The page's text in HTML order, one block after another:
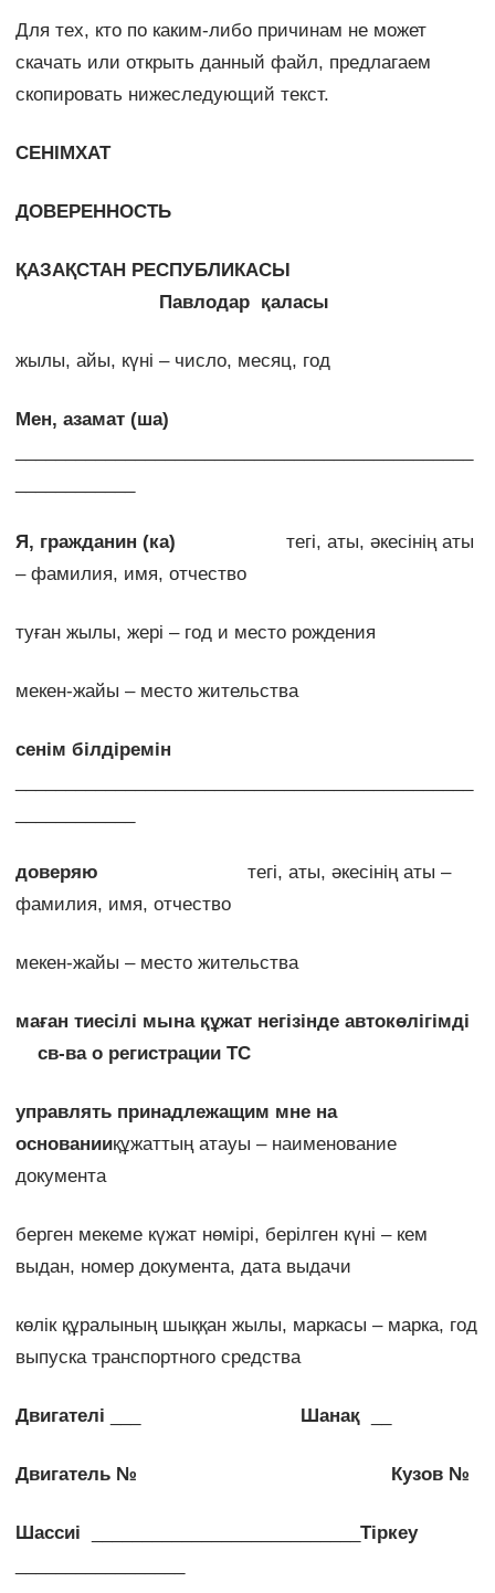
Для тех, кто по каким-либо причинам не может
скачать или открыть данный файл, предлагаем
скопировать нижеследующий текст.
СЕНІМХАТ
ДОВЕРЕННОСТЬ
ҚАЗАҚСТАН РЕСПУБЛИКАСЫ
Павлодар қаласы
жылы, айы, күні – число, месяц, год
Мен, азамат (ша)
Я, гражданин (ка)
тегі, аты, әкесінің аты
– фамилия, имя, отчество
туған жылы, жері – год и место рождения
мекен-жайы – место жительства
сенім білдіремін
доверяю тегі, аты, әкесінің аты –
фамилия, имя, отчество
мекен-жайы – место жительства
маған тиесілі мына құжат негізінде автокөлігімді
св-ва о регистрации ТС
управлять принадлежащим мне на
основанииқұжаттың атауы – наименование
документа
берген мекеме күжат нөмірі, берілген күні – кем
выдан, номер документа, дата выдачи
көлік құралының шыққан жылы, маркасы – марка, год
выпуска транспортного средства
Двигателі Шанақ__
Двигатель № Кузов №
Шассиі
Тіркеу